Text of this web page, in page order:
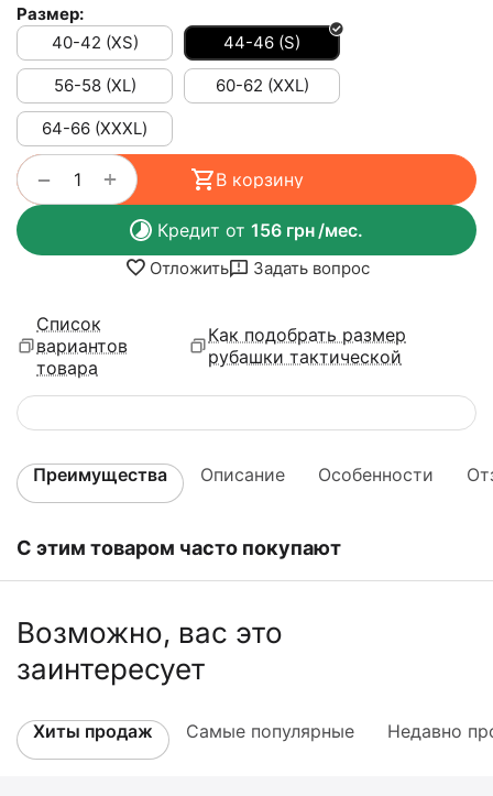
Размер:
40-42 (XS)
44-46 (S)
56-58 (XL) 60-62 (XXL)
64-66 (ХХХL)
+
− В корзину
Кредит от 156 грн/мес.
Отложить Задать вопрос
Список
вариантов
товара
Как подобрать размер
рубашки тактической
Преимущества Описание Особенности
С этим товаром часто покупают
Возможно, вас это
заинтересует
Хиты продаж Самые популярные Недавно